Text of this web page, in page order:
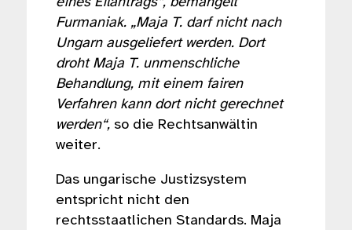
Furmaniak. „Maja T. darf nicht nach
Ungarn ausgeliefert werden. Dort
droht Maja T. unmenschliche
Behandlung, mit einem fairen
Verfahren kann dort nicht gerechnet
werden“, so die Rechtsanwältin
weiter.
Das ungarische Justizsystem
entspricht nicht den
rechtsstaatlichen Standards. Maja